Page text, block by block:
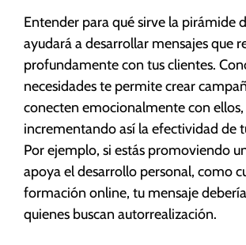
Entender para qué sirve la pirámide
ayudará a desarrollar mensajes que
profundamente con tus clientes.
necesidades te permite crear
conecten emocionalmente con ellos,
incrementando así la efectividad de
Por ejemplo, si estás promoviendo
apoya el desarrollo personal, como
formación online, tu mensaje
quienes buscan autorrealización.